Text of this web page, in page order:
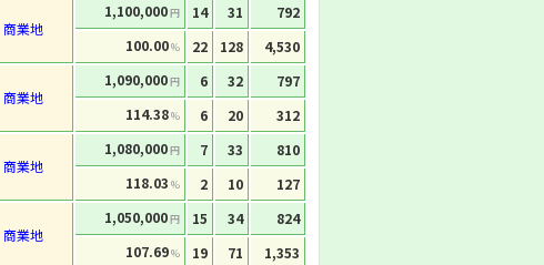
商業地
1,100,000円 14 31
792
100.00% 22 128 4,530
商業地
1,090,000円 6 32
797
114.38% 6 20 312
商業地
1,080,000円 7 33
810
118.03 % 2 10 127
商業地
1,050,000円 15 34
824
107.69% 19 71 1,353